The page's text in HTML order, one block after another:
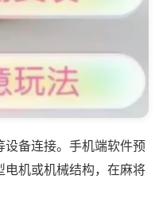
备连接。手机端软件预
机或机械结构，在麻将